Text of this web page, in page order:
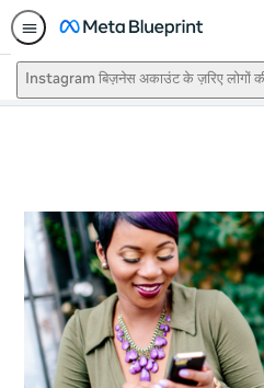
Instagram बिज़नेस अकाउंट के ज़रिए लोगों